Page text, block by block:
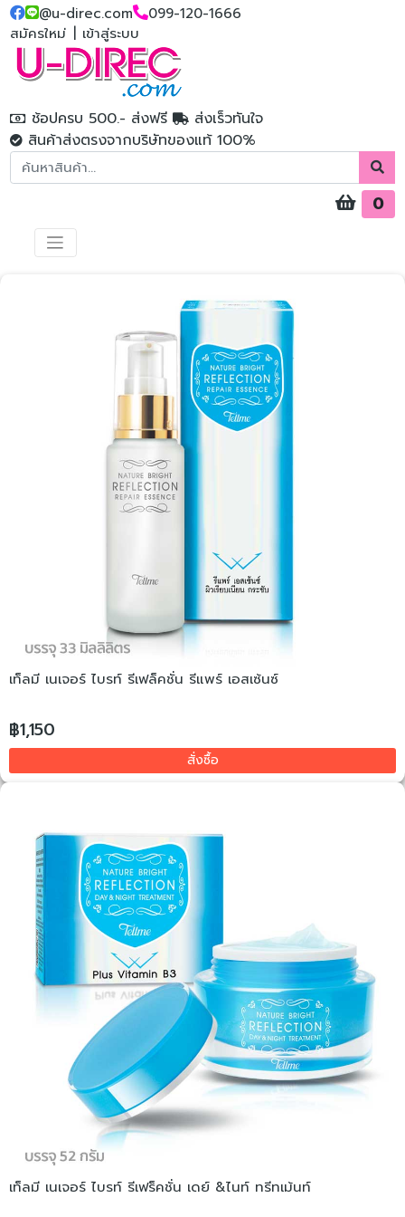
@u-direc.com
099-120-1666
สมัครใหม่
เข้าสู่ระบบ
ช้อปครบ 500.- ส่งฟรี
ส่งเร็วทันใจ
สินค้าส่งตรงจากบริษัทของแท้ 100%
0
เท็ลมี เนเจอร์ ไบรท์ รีเฟล็คชั่น รีแพร์ เอสเซ้นซ์
฿1,150
สั่งซื้อ
เท็ลมี เนเจอร์ ไบรท์ รีเฟร็คชั่น เดย์ &ไนท์ ทรีทเม้นท์